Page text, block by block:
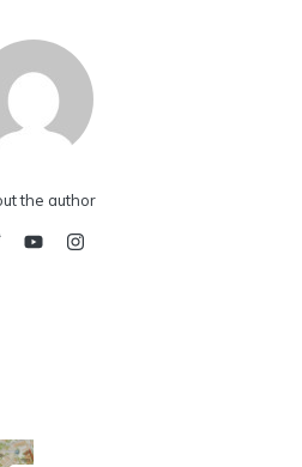
the author